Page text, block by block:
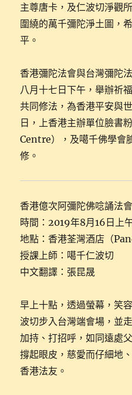
主尊唐卡，及仁波切淨觀
圍繞的萬千彌陀淨土圖，
平。
香港彌陀法會與台灣彌陀
八月十七日下午，舉辦祈
共同修法，為香港平安與
日，上香港主辦單位臉書
Centre），及噶千佛學會
修。
香港億次阿彌陀佛唸誦法會
時間：2019年8月16日上
地點：香港荃灣酒店（
授課上師：噶千仁波切
中文翻譯：張昆晟
早上十點，透過螢幕，笑
波切步入台灣端會場，並
加持、打招呼，如同遠處
撐起眼皮，慈愛而仔細地
香港法友。